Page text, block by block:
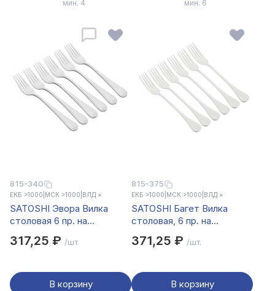
мин. 4 мин. 6
815-340
ЕКБ >1000 МСК >1000 ВЛД ×
SATOSHI Эвора Вилка
столовая 6 пр. на
317,25 ₽ /шт.
В корзину
815-375
ЕКБ >1000 МСК >1000 ВЛД ×
SATOSHI Багет Вилка
столовая, 6 пр. на
371,25 ₽ /шт.
В корзину